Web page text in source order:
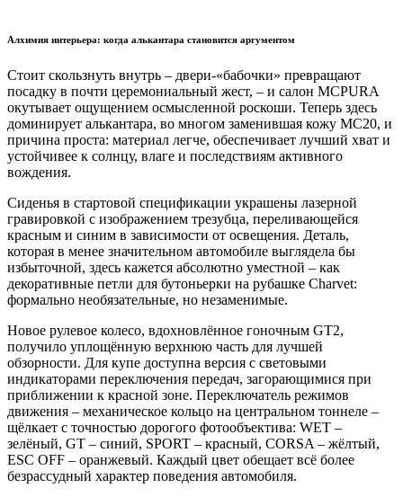
Алхимия интерьера: когда алькантара становится аргументом
Стоит скользнуть внутрь – двери-«бабочки» превращают
посадку в почти церемониальный жест, – и салон MCPURA
окутывает ощущением осмысленной роскоши. Теперь здесь
доминирует алькантара, во многом заменившая кожу MC20, и
причина проста: материал легче, обеспечивает лучший хват и
устойчивее к солнцу, влаге и последствиям активного
вождения.
Сиденья в стартовой спецификации украшены лазерной
гравировкой с изображением трезубца, переливающейся
красным и синим в зависимости от освещения. Деталь,
которая в менее значительном автомобиле выглядела бы
избыточной, здесь кажется абсолютно уместной – как
декоративные петли для бутоньерки на рубашке Charvet:
формально необязательные, но незаменимые.
Новое рулевое колесо, вдохновлённое гоночным GT2,
получило уплощённую верхнюю часть для лучшей
обзорности. Для купе доступна версия с световыми
индикаторами переключения передач, загорающимися при
приближении к красной зоне. Переключатель режимов
движения – механическое кольцо на центральном тоннеле –
щёлкает с точностью дорогого фотообъектива: WET –
зелёный, GT – синий, SPORT – красный, CORSA – жёлтый,
ESC OFF – оранжевый. Каждый цвет обещает всё более
безрассудный характер поведения автомобиля.